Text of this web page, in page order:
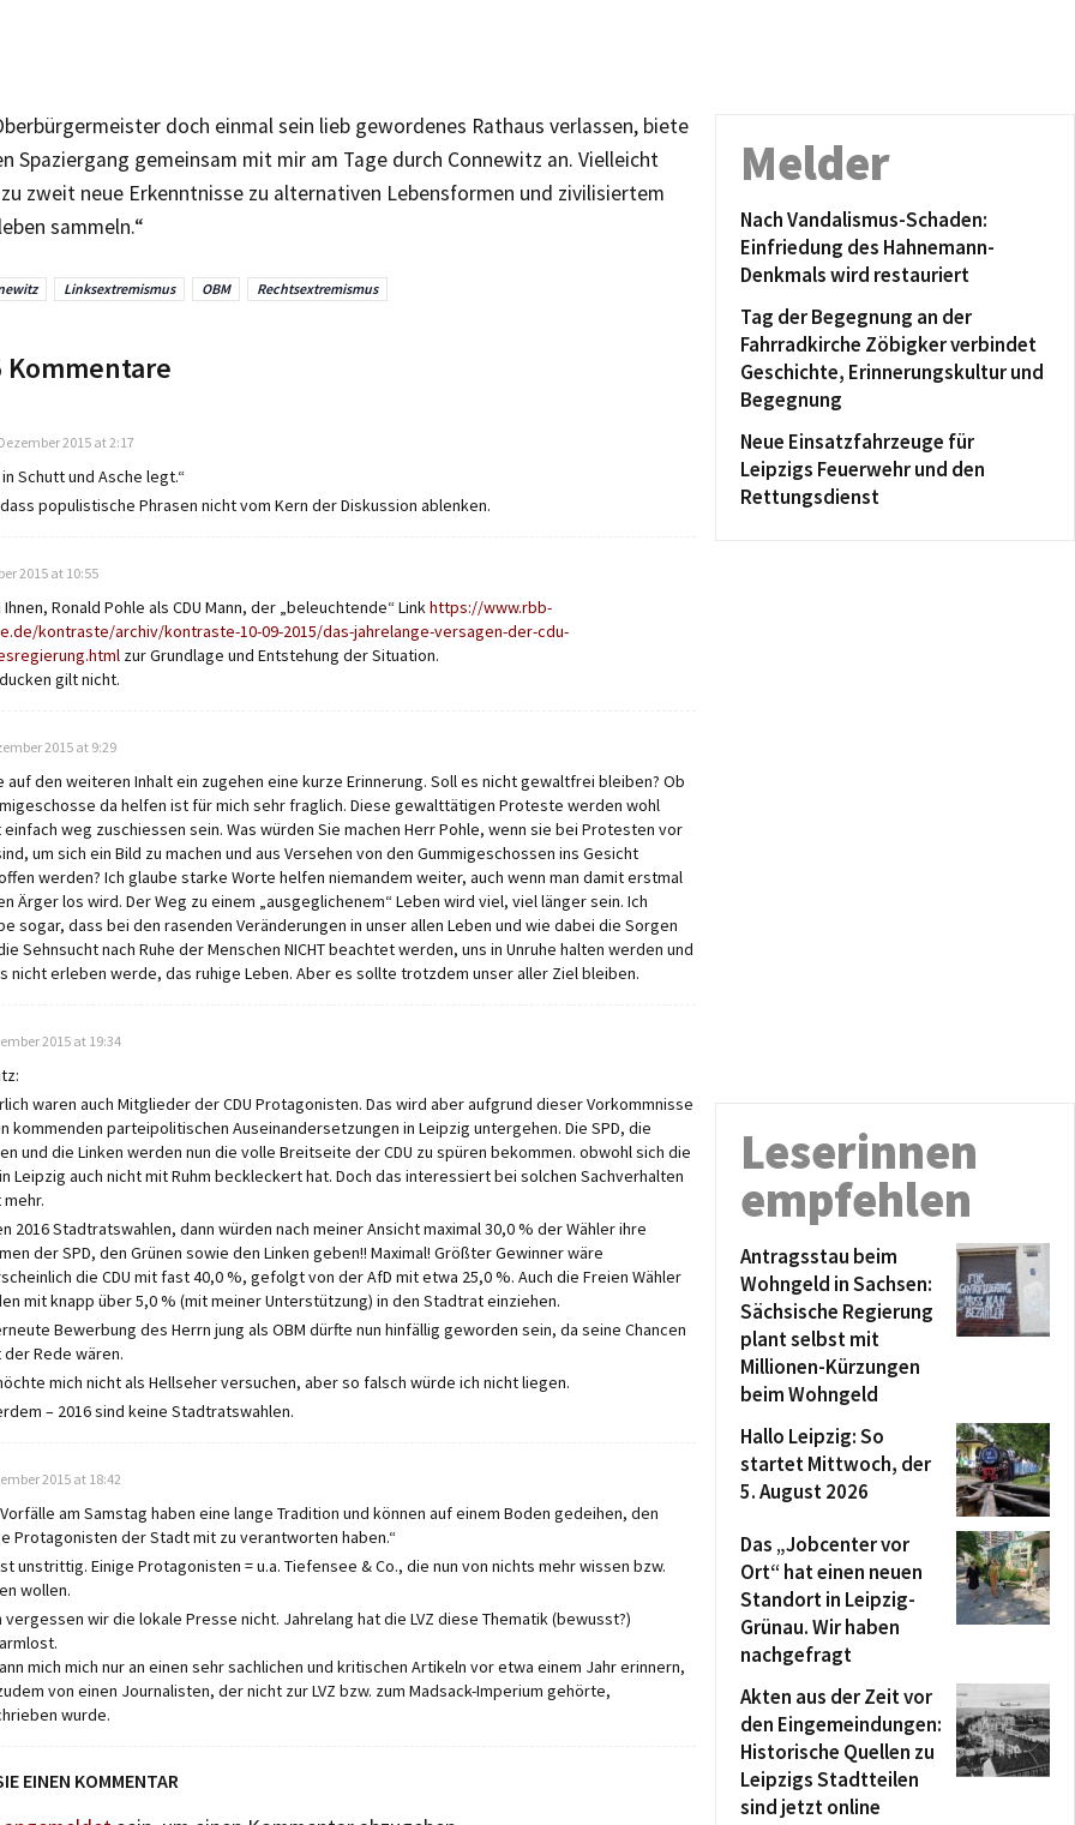
doch einmal sein lieb gewordenes Rathaus verlassen, biete
Spaziergang gemeinsam mit mir am Tage durch Connewitz an. Vielleicht
zweit neue Erkenntnisse zu alternativen Lebensformen und zivilisiertem
sammeln.“
Linksextremismus OBM Rechtsextremismus
Kommentare
2015 at 2:17
Schutt und Asche legt.“
populistische Phrasen nicht vom Kern der Diskussion ablenken.
2015 at 10:55
Ihnen, Ronald Pohle als CDU Mann, der „beleuchtende“ Linkhttps://www.rbb-
kontraste/archiv/kontraste-10-09-2015/das-jahrelange-versagen-der-cdu-
zur Grundlage und Entstehung der Situation.
gilt nicht.
2015 at 9:29
auf den weiteren Inhalt ein zugehen eine kurze Erinnerung. Soll es nicht gewaltfrei bleiben? Ob
da helfen ist für mich sehr fraglich. Diese gewalttätigen Proteste werden wohl
einfach weg zuschiessen sein. Was würden Sie machen Herr Pohle, wenn sie bei Protesten vor
um sich ein Bild zu machen und aus Versehen von den Gummigeschossen ins Gesicht
werden? Ich glaube starke Worte helfen niemandem weiter, auch wenn man damit erstmal
Ärger los wird. Der Weg zu einem „ausgeglichenem“ Leben wird viel, viel länger sein. Ich
sogar, dass bei den rasenden Veränderungen in unser allen Leben und wie dabei die Sorgen
Sehnsucht nach Ruhe der Menschen NICHT beachtet werden, uns in Unruhe halten werden und
nicht erleben werde, das ruhige Leben. Aber es sollte trotzdem unser aller Ziel bleiben.
2015 at 19:34
waren auch Mitglieder der CDU Protagonisten. Das wird aber aufgrund dieser Vorkommnisse
kommenden parteipolitischen Auseinandersetzungen in Leipzig untergehen. Die SPD, die
und die Linken werden nun die volle Breitseite der CDU zu spüren bekommen. obwohl sich die
in Leipzig auch nicht mit Ruhm beckleckert hat. Doch das interessiert bei solchen Sachverhalten
2016 Stadtratswahlen, dann würden nach meiner Ansicht maximal 30,0 % der Wähler ihre
der SPD, den Grünen sowie den Linken geben!! Maximal! Größter Gewinner wäre
die CDU mit fast 40,0 %, gefolgt von der AfD mit etwa 25,0 %. Auch die Freien Wähler
mit knapp über 5,0 % (mit meiner Unterstützung) in den Stadtrat einziehen.
Bewerbung des Herrn jung als OBM dürfte nun hinfällig geworden sein, da seine Chancen
der Rede wären.
mich nicht als Hellseher versuchen, aber so falsch würde ich nicht liegen.
– 2016 sind keine Stadtratswahlen.
2015 at 18:42
Vorfälle am Samstag haben eine lange Tradition und können auf einem Boden gedeihen, den
Protagonisten der Stadt mit zu verantworten haben.“
unstrittig. Einige Protagonisten = u.a. Tiefensee & Co., die nun von nichts mehr wissen bzw.
wollen.
vergessen wir die lokale Presse nicht. Jahrelang hat die LVZ diese Thematik (bewusst?)
mich mich nur an einen sehr sachlichen und kritischen Artikeln vor etwa einem Jahr erinnern,
von einen Journalisten, der nicht zur LVZ bzw. zum Madsack-Imperium gehörte,
wurde.
EINEN KOMMENTAR
Melder
Nach Vandalismus-Schaden:
Einfriedung des Hahnemann-
Denkmals wird restauriert
Tag der Begegnung an der
Fahrradkirche Zöbigker verbindet
Geschichte, Erinnerungskultur und
Begegnung
Neue Einsatzfahrzeuge für
Leipzigs Feuerwehr und den
Rettungsdienst
Leserinnen
empfehlen
Antragsstau beim
Wohngeld in Sachsen:
Sächsische Regierung
plant selbst mit
Millionen-Kürzungen
beim Wohngeld
Hallo Leipzig: So
startet Mittwoch, der
5. August 2026
Das „Jobcenter vor
Ort“ hat einen neuen
Standort in Leipzig-
Grünau. Wir haben
nachgefragt
Akten aus der Zeit vor
den Eingemeindungen:
Historische Quellen zu
Leipzigs Stadtteilen
sind jetzt online